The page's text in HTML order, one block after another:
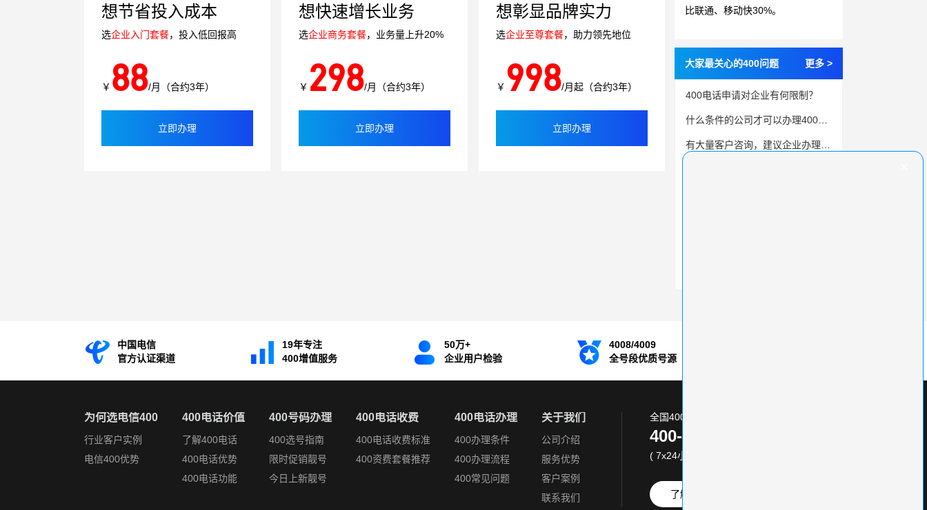
想节省投入成本
选企业入门套餐，投入低回报高
￥ 88/月（合约3年）
立即办理
想快速增长业务
选企业商务套餐，业务量上升20%
￥ 298/月（合约3年）
立即办理
想彰显品牌实力
选企业至尊套餐，助力领先地位
￥ 998/月起（合约3年）
立即办理
比联通、移动快30%。
大家最关心的400问题 更多 >
400电话申请对企业有何限制？
中国电信
官方认证渠道
19年专注
400增值服务
50万+
企业用户检验
4008/4009
全号段优质号源
为何选电信400
行业客户实例
电信400优势
400电话价值
了解400电话
400电话优势
400电话功能
400号码办理
400选号指南
限时促销靓号
今日上新靓号
400电话收费
400电话收费标准
400资费套餐推荐
400电话办理
400办理条件
400办理流程
400常见问题
关于我们
公司介绍
服务优势
客户案例
联系我们
全国400电话服务热线:
400-870-8800
( 7x24小时 )
了解更多